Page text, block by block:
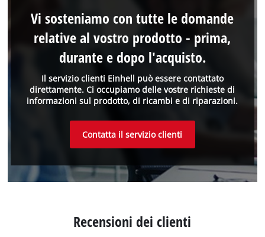
Il servizio clienti Einhell può essere contattato
direttamente. Ci occupiamo delle vostre richieste di
informazioni sul prodotto, di ricambi e di riparazioni.
Vi sosteniamo con tutte le domande
relative al vostro prodotto - prima,
durante e dopo l'acquisto.
Contatta il servizio clienti
Recensioni dei clienti